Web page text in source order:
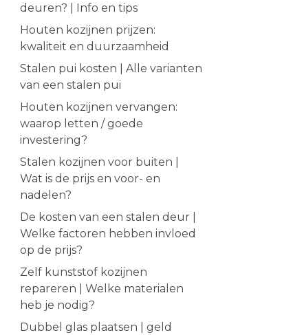
deuren? | Info en tips
Houten kozijnen prijzen:
kwaliteit en duurzaamheid
Stalen pui kosten | Alle varianten
van een stalen pui
Houten kozijnen vervangen:
waarop letten / goede
investering?
Stalen kozijnen voor buiten |
Wat is de prijs en voor- en
nadelen?
De kosten van een stalen deur |
Welke factoren hebben invloed
op de prijs?
Zelf kunststof kozijnen
repareren | Welke materialen
heb je nodig?
Dubbel glas plaatsen | geld